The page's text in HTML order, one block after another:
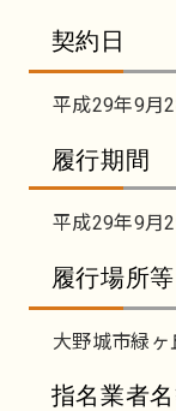
契約日
平成29年9月
履行期間
平成29年9月
履行場所等
大野城市緑ヶ
指名業者